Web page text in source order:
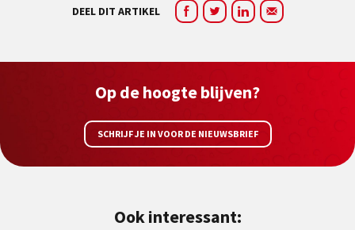
DEEL DIT ARTIKEL
Op de hoogte blijven?
SCHRIJF JE IN VOOR DE NIEUWSBRIEF
Ook interessant: